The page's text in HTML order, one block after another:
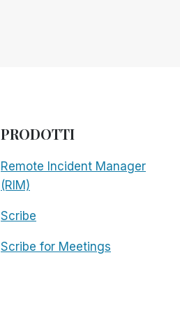
PRODOTTI
Remote Incident Manager
(RIM)
Scribe
Scribe for Meetings